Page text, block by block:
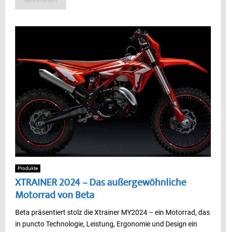
Produkte
XTRAINER 2024 – Das außergewöhnliche
Motorrad von Beta
Beta präsentiert stolz die Xtrainer MY2024 – ein Motorrad, das
in puncto Technologie, Leistung, Ergonomie und Design ein